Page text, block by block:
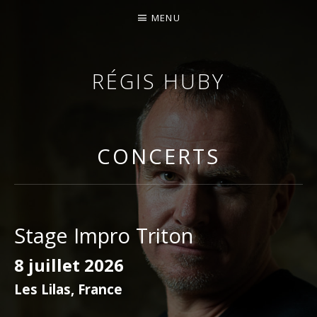
RÉGIS HUBY
VIOLONISTE – IMPROVISATEUR – COMPOSITEUR
MENU
CONCERTS
Stage Impro Triton
8 juillet 2026
Les Lilas, France